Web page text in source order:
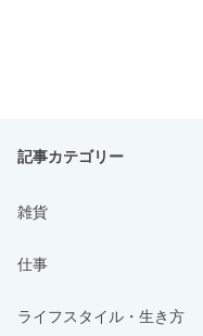
記事カテゴリー
雑貨
仕事
ライフスタイル・生き方